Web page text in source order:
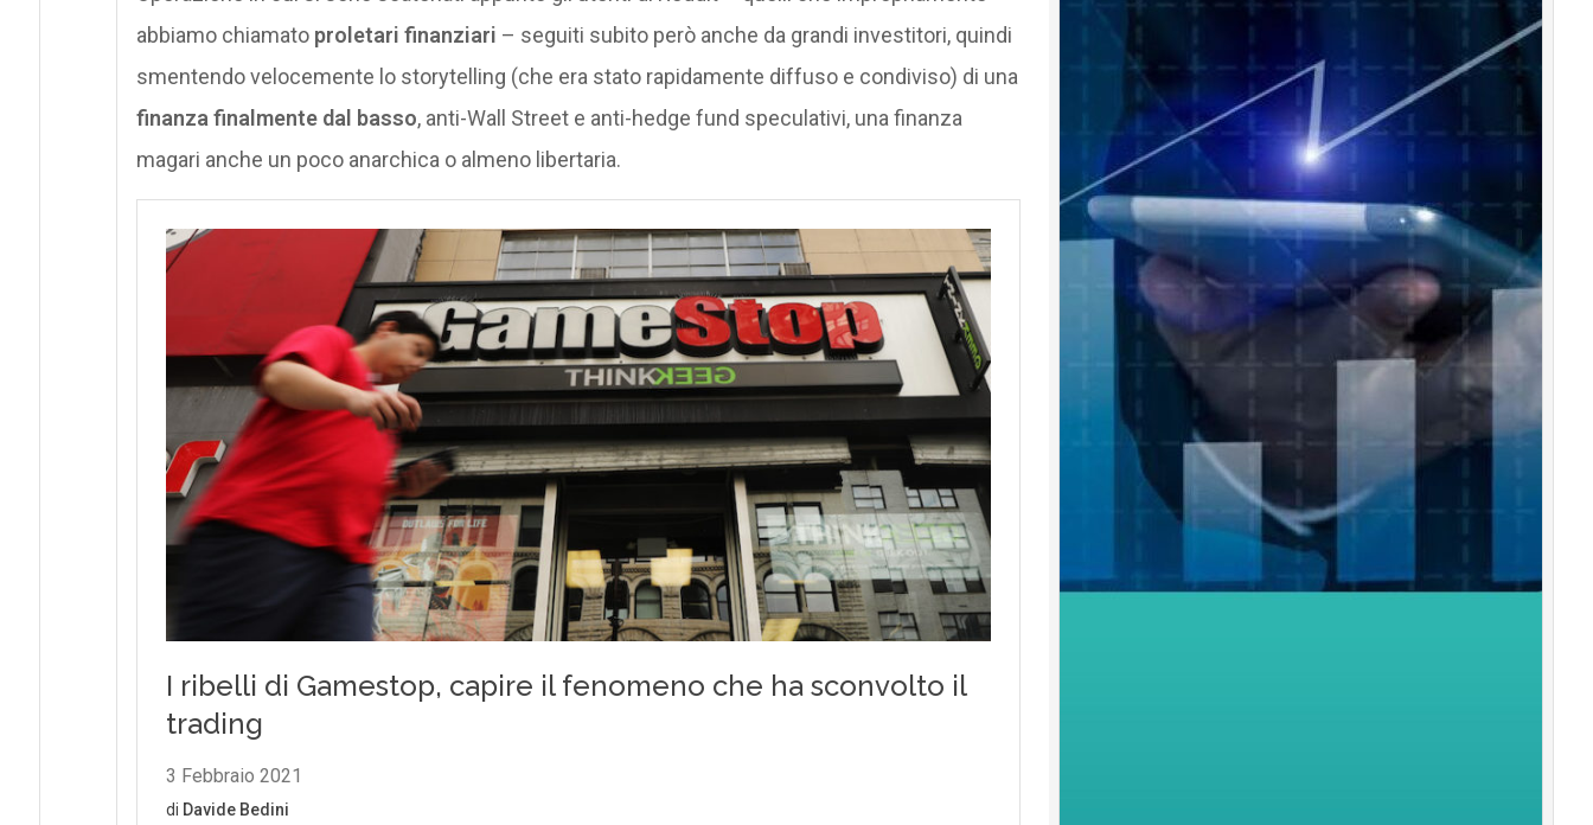
abbiamo chiamato proletari finanziari – seguiti subito però anche da grandi investitori, quindi
smentendo velocemente lo storytelling (che era stato rapidamente diffuso e condiviso) di una
finanza finalmente dal basso, anti-Wall Street e anti-hedge fund speculativi, una finanza
magari anche un poco anarchica o almeno libertaria.